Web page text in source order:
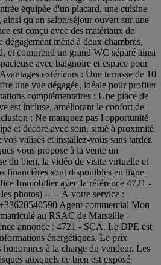
équipée d'un placard, une cuisine
ainsi qu'un salon/séjour ouvert sur une
est conçu avec des matériaux de
mène à deux chambres,
et comprend un grand WC séparé ainsi
avec baignoire et espace pour
extérieurs : Une terrasse de 10
une vue dégagée, idéale pour profiter
complémentaires : Une place de
est incluse, améliorant le confort de
: Ne manquez pas l'opportunité
et décoré avec soin, situé à proximité
valises et installez-vous sans tarder.
vous propose à la vente un
du bien, la vidéo de visite virtuelle et
financières sont disponibles en ligne
Immobilier avec la référence 4721 -
photos) -- -- À votre service :
Agent commercial Mon
au RSAC de Marseille -
annonce : 4721 - SCA. Le DPE est
énergétiques. Le prix
à la charge du vendeur. Les
auxquels ce bien est exposé